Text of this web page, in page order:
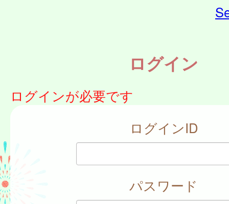
ログイン
ログインが必要です
ログインID
パスワード